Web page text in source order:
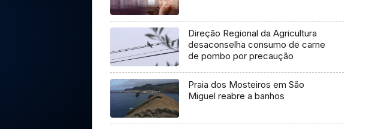
Direção Regional da Agricultura
desaconselha consumo de carne
de pombo por precaução
Praia dos Mosteiros em São
Miguel reabre a banhos